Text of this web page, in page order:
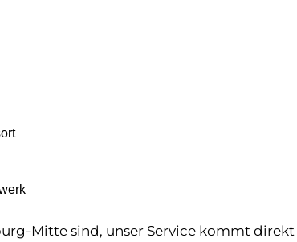
Mitte sind, unser Service kommt